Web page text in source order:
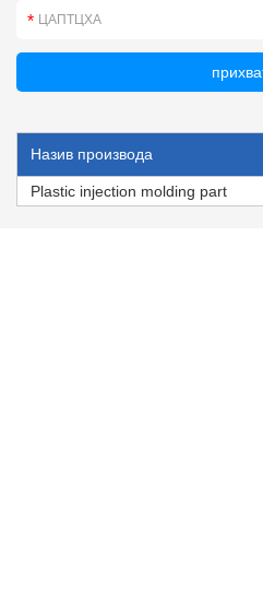
Назив производа
Plastic injection molding part